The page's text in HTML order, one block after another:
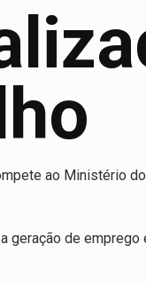
ao Ministério
de emprego